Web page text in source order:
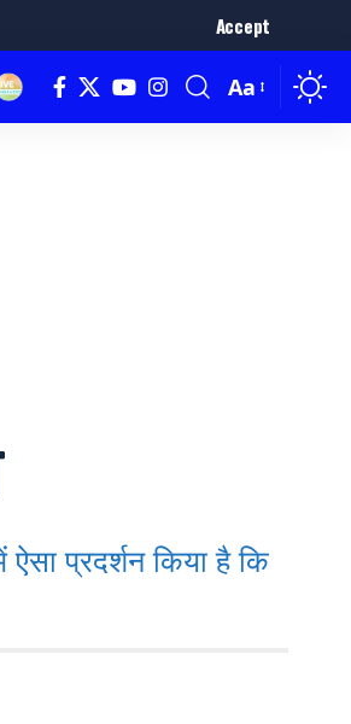
Accept
Aa
प्रदर्शन किया है कि